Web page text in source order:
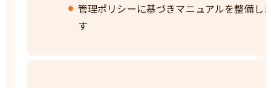
管理ポリシーに基づきマニュアルを整備し
す